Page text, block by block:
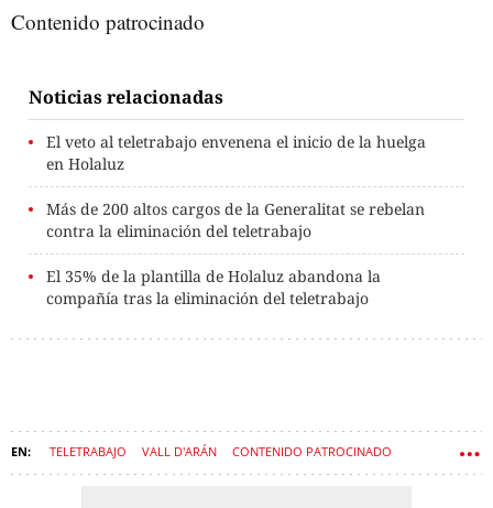
Contenido patrocinado
Noticias relacionadas
El veto al teletrabajo envenena el inicio de la huelga
en Holaluz
Más de 200 altos cargos de la Generalitat se rebelan
contra la eliminación del teletrabajo
El 35% de la plantilla de Holaluz abandona la
compañía tras la eliminación del teletrabajo
TELETRABAJO VALL D'ARÁN CONTENIDO PATROCINADO